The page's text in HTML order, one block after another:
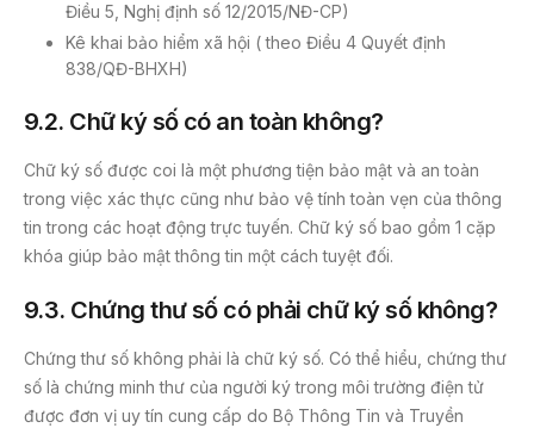
Điều 5, Nghị định số 12/2015/NĐ-CP)
Kê khai bảo hiểm xã hội ( theo Điều 4 Quyết định
838/QĐ-BHXH)
9.2. Chữ ký số có an toàn không?
Chữ ký số được coi là một phương tiện bảo mật và an toàn
trong việc xác thực cũng như bảo vệ tính toàn vẹn của thông
tin trong các hoạt động trực tuyến. Chữ ký số bao gồm 1 cặp
khóa giúp bảo mật thông tin một cách tuyệt đối.
9.3. Chứng thư số có phải chữ ký số không?
Chứng thư số không phải là chữ ký số. Có thể hiểu, chứng thư
số là chứng minh thư của người ký trong môi trường điện tử
được đơn vị uy tín cung cấp do Bộ Thông Tin và Truyền